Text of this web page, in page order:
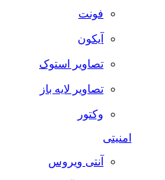
فونت
آیکون
تصاویر استوک
تصاویر لایه باز
وکتور
آنتی ویروس